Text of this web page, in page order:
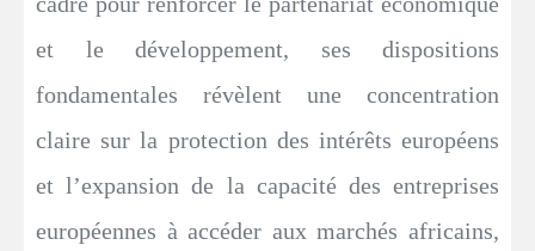
et le développement, ses dispositions
fondamentales révèlent une concentration
claire sur la protection des intérêts européens
et l’expansion de la capacité des entreprises
européennes à accéder aux marchés africains,